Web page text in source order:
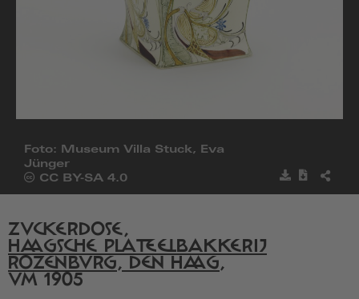
Foto: Museum Villa Stuck, Eva
Jünger
CC BY-SA 4.0Öffnet
die
Creative
Commons
in
Bild
BILD
ZUCKERDOSE,
HAAGSCHE PLATEELBAKKERIJ
ROZENBURG, DEN HAAG,
UM 1905